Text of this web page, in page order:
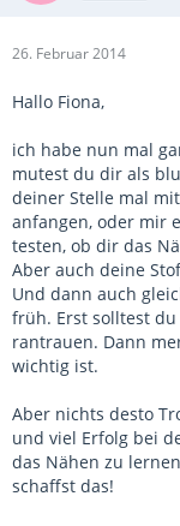
26. Februar 2014
Hallo Fiona,
ich habe nun mal
mutest du dir als
deiner Stelle mal
anfangen, oder mir
testen, ob dir das
Aber auch deine
Und dann auch
früh. Erst solltest
rantrauen. Dann
wichtig ist.
Aber nichts desto
und viel Erfolg bei
das Nähen zu
schaffst das!